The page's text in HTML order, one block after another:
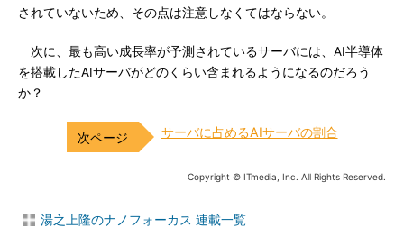
されていないため、その点は注意しなくてはならない。
次に、最も高い成長率が予測されているサーバには、AI半導体
を搭載したAIサーバがどのくらい含まれるようになるのだろう
か？
サーバに占めるAIサーバの割合
Copyright © ITmedia, Inc. All Rights Reserved.
湯之上隆のナノフォーカス 連載一覧